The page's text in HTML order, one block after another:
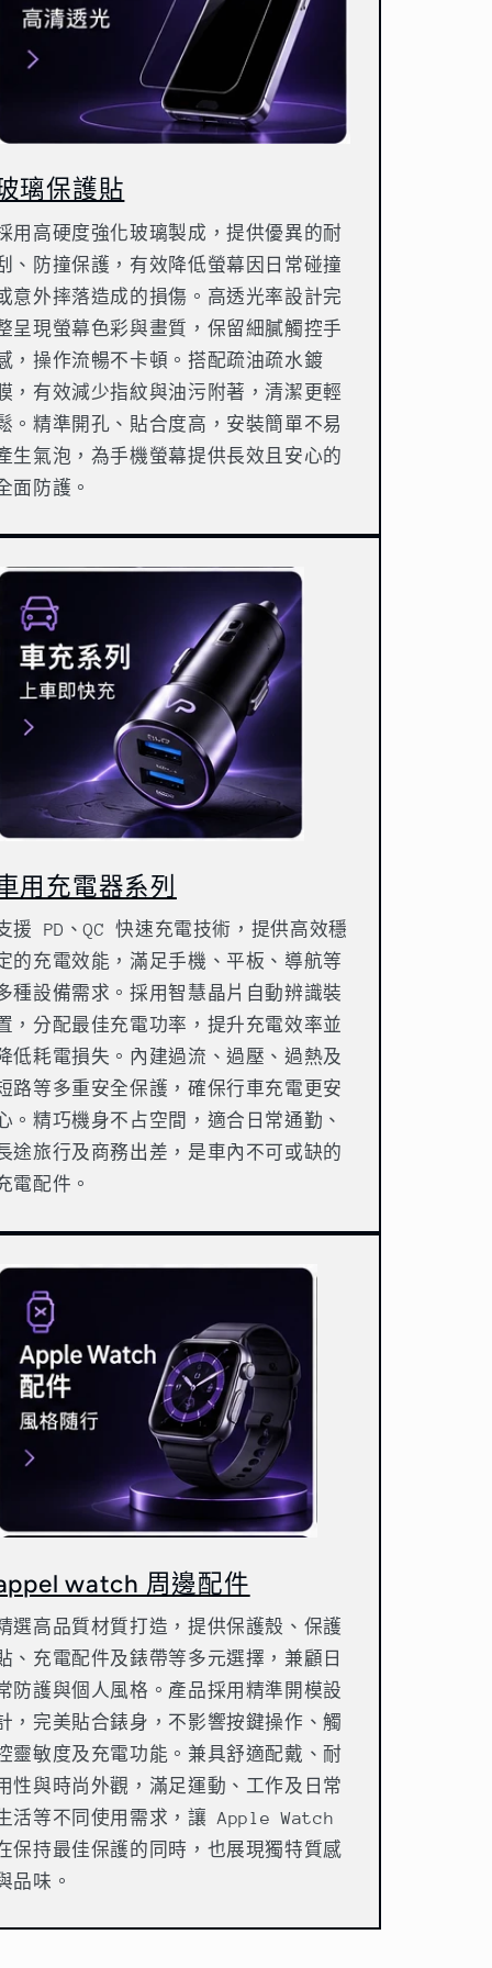
璃保護貼
用高硬度強化玻璃製成，提供優異的耐
、防撞保護，有效降低螢幕因日常碰撞
意外摔落造成的損傷。高透光率設計完
呈現螢幕色彩與畫質，保留細膩觸控手
，操作流暢不卡頓。搭配疏油疏水鍍
，有效減少指紋與油污附著，清潔更輕
。精準開孔、貼合度高，安裝簡單不易
生氣泡，為手機螢幕提供長效且安心的
面防護。
用充電器系列
援 PD、QC 快速充電技術，提供高效穩
的充電效能，滿足手機、平板、導航等
種設備需求。採用智慧晶片自動辨識裝
，分配最佳充電功率，提升充電效率並
低耗電損失。內建過流、過壓、過熱及
路等多重安全保護，確保行車充電更安
。精巧機身不占空間，適合日常通勤、
途旅行及商務出差，是車內不可或缺的
電配件。
watch 周邊配件
選高品質材質打造，提供保護殼、保護
、充電配件及錶帶等多元選擇，兼顧日
防護與個人風格。產品採用精準開模設
，完美貼合錶身，不影響按鍵操作、觸
靈敏度及充電功能。兼具舒適配戴、耐
性與時尚外觀，滿足運動、工作及日常
活等不同使用需求，讓 Apple Watch
保持最佳保護的同時，也展現獨特質感
品味。